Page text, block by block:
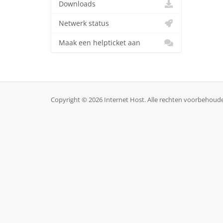
Downloads
Netwerk status
Maak een helpticket aan
Copyright © 2026 Internet Host. Alle rechten